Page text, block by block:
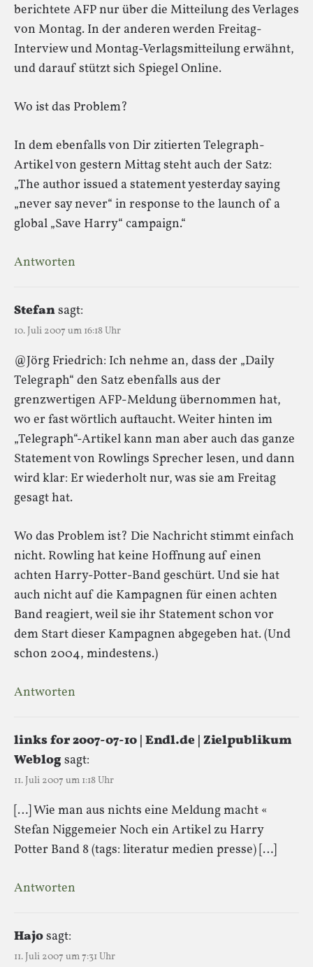
berichtete AFP nur über die Mitteilung des Verlages
von Montag. In der anderen werden Freitag-
Interview und Montag-Verlagsmitteilung erwähnt,
und darauf stützt sich Spiegel Online.
Wo ist das Problem?
In dem ebenfalls von Dir zitierten Telegraph-
Artikel von gestern Mittag steht auch der Satz:
„The author issued a statement yesterday saying
„never say never“ in response to the launch of a
global „Save Harry“ campaign.“
Antworten
Stefansagt:
10. Juli 2007 um 16:18 Uhr
@Jörg Friedrich: Ich nehme an, dass der „Daily
Telegraph“ den Satz ebenfalls aus der
grenzwertigen AFP-Meldung übernommen hat,
wo er fast wörtlich auftaucht. Weiter hinten im
„Telegraph“-Artikel kann man aber auch das ganze
Statement von Rowlings Sprecher lesen, und dann
wird klar: Er wiederholt nur, was sie am Freitag
gesagt hat.
Wo das Problem ist? Die Nachricht stimmt einfach
nicht. Rowling hat keine Hoffnung auf einen
achten Harry-Potter-Band geschürt. Und sie hat
auch nicht auf die Kampagnen für einen achten
Band reagiert, weil sie ihr Statement schon vor
dem Start dieser Kampagnen abgegeben hat. (Und
schon 2004, mindestens.)
Antworten
links for 2007-07-10 | Endl.de | Zielpublikum
Weblogsagt:
11. Juli 2007 um 1:18 Uhr
[…] Wie man aus nichts eine Meldung macht «
Stefan Niggemeier Noch ein Artikel zu Harry
Potter Band 8 (tags: literatur medien presse) […]
Antworten
Hajosagt:
11. Juli 2007 um 7:31 Uhr